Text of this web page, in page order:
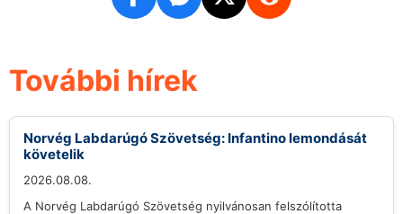
További hírek
Norvég Labdarúgó Szövetség: Infantino lemondását
követelik
2026.08.08.
A Norvég Labdarúgó Szövetség nyilvánosan felszólította